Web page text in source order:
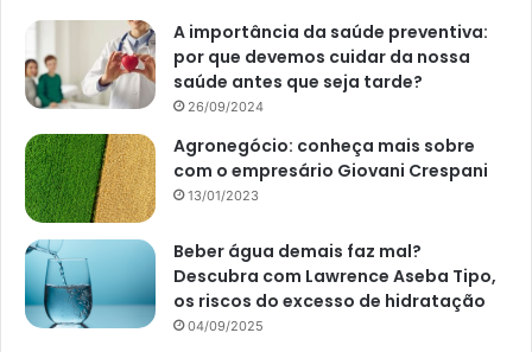
A importância da saúde preventiva:
por que devemos cuidar da nossa
saúde antes que seja tarde?
26/09/2024
Agronegócio: conheça mais sobre
com o empresário Giovani Crespani
13/01/2023
Beber água demais faz mal?
Descubra com Lawrence Aseba Tipo,
os riscos do excesso de hidratação
04/09/2025